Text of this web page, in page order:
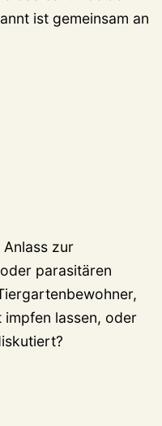
ist gemeinsam an
zur
parasitären
lassen, oder